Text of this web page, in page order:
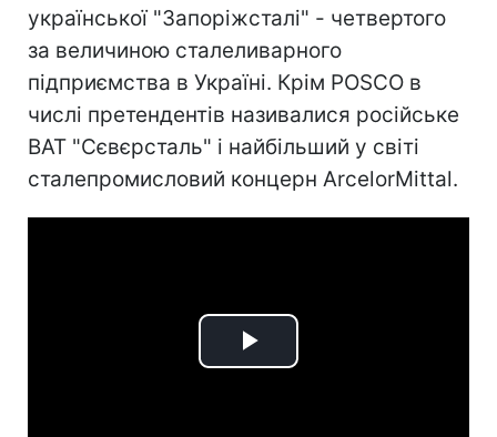
української "Запоріжсталі" - четвертого
за величиною сталеливарного
підприємства в Україні. Крім POSCO в
числі претендентів називалися російське
ВАТ "Сєвєрсталь" і найбільший у світі
сталепромисловий концерн ArcelorMittal.
Play